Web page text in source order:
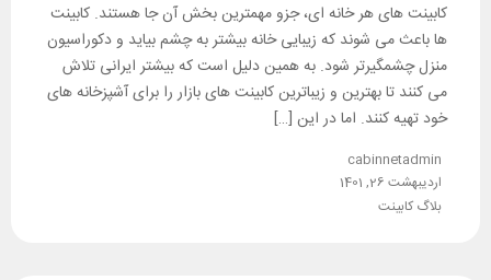
کابینت های هر خانه ای، جزو مهمترین بخش آن جا هستند. کابینت
ها باعث می شوند که زیبایی خانه بیشتر به چشم بیاید و دکوراسیون
منزل چشمگیرتر شود. به همین دلیل است که بیشتر ایرانی تلاش
می کنند تا بهترین و زیباترین کابینت های بازار را برای آشپزخانه های
خود تهیه کنند. اما در این […]
cabinnetadmin
اردیبهشت 26, 1401
بلاگ کابینت